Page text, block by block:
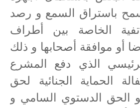
باستراق السمع و رصد
الخاصة بين أطراف
أو موافقة أصحابها و ذلك
الذي دفع المشرع
الحماية الجنائية لحق
الحق الدستوي السامي و